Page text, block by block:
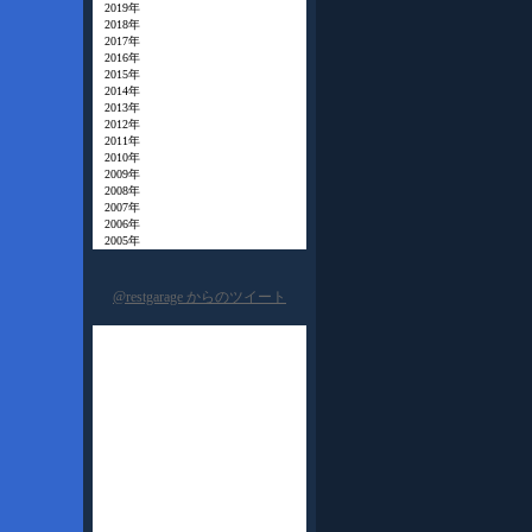
2019年
2018年
2017年
2016年
2015年
2014年
2013年
2012年
2011年
2010年
2009年
2008年
2007年
2006年
2005年
@restgarage からのツイート